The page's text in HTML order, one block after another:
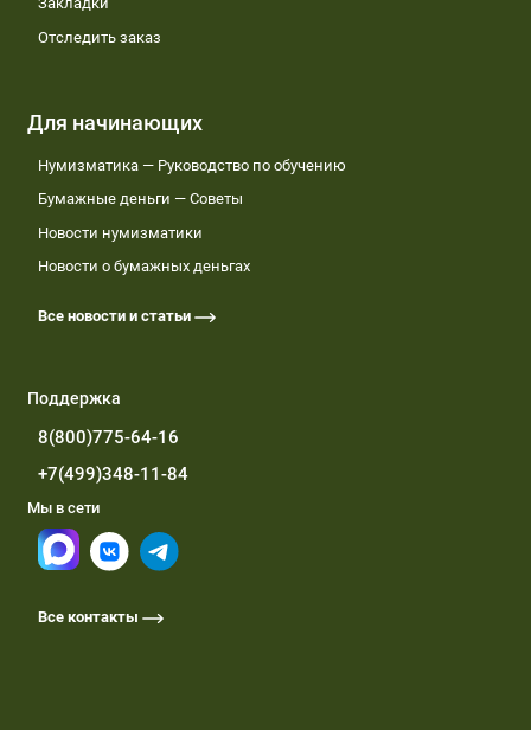
Отследить заказ
Для начинающих
Нумизматика — Руководство по обучению
Бумажные деньги — Советы
Новости нумизматики
Новости о бумажных деньгах
Все новости и статьи
Поддержка
8(800)775-64-16
+7(499)348-11-84
Мы в сети
Все контакты